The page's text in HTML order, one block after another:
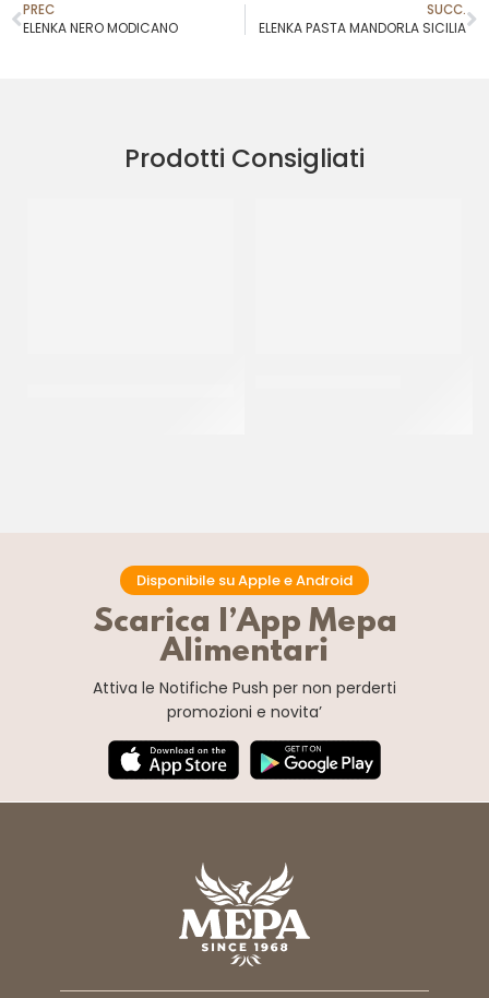
PREC
ELENKA NERO MODICANO
SUCC.
ELENKA PASTA MANDORLA SICILIA
Prodotti Consigliati
Disponibile su Apple e Android
Scarica l’App Mepa
Alimentari
Attiva le Notifiche Push per non perderti
promozioni e novita’